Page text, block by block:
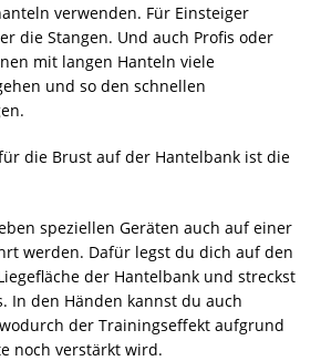
verwenden. Für Einsteiger
die Stangen. Und auch Profis oder
mit langen Hanteln viele
und so den schnellen
die Brust auf der Hantelbank ist die
speziellen Geräten auch auf einer
werden. Dafür legst du dich auf den
der Hantelbank und streckst
In den Händen kannst du auch
der Trainingseffekt aufgrund
noch verstärkt wird.